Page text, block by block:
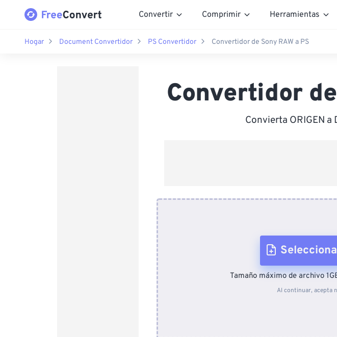
Convertir Comprimir Herramientas
Hogar Document Convertidor PS Convertidor Convertidor de Sony RAW a PS
Convertidor
Convierta ORIGEN a
Desde el
Tamaño máximo de archivo
Al continuar, acepta